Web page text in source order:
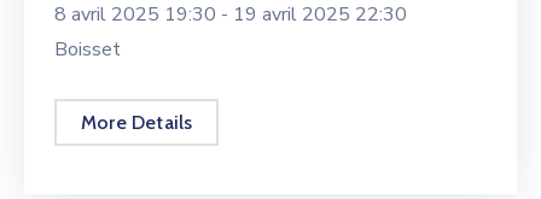
8 avril 2025 19:30 - 19 avril 2025 22:30
Boisset
More Details